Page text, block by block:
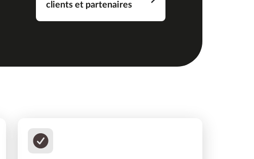
clients et partenaires